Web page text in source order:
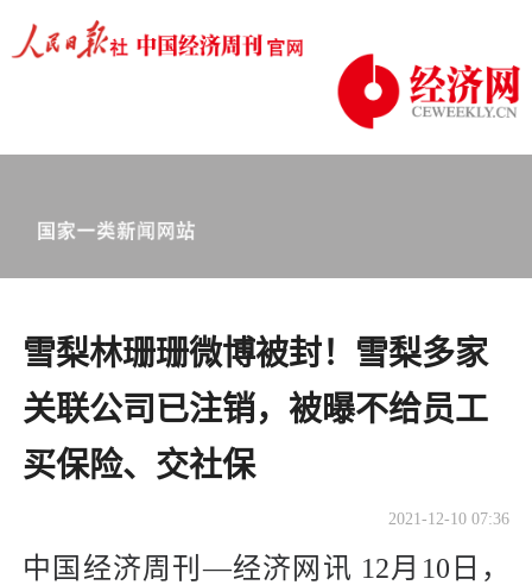
雪梨林珊珊微博被封！雪梨多家
关联公司已注销，被曝不给员工
买保险、交社保
2021-12-10 07:36
中国经济周刊—经济网讯 12月10日，